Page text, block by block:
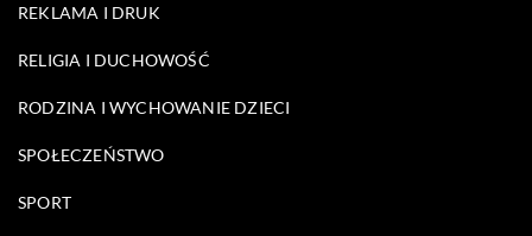
REKLAMA I DRUK
RELIGIA I DUCHOWOŚĆ
RODZINA I WYCHOWANIE DZIECI
SPOŁECZEŃSTWO
SPORT